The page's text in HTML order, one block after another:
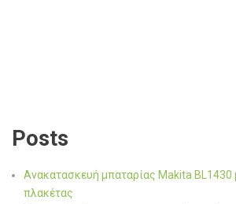
Posts
Ανακατασκευή μπαταρίας Makita BL1430
πλακέτας